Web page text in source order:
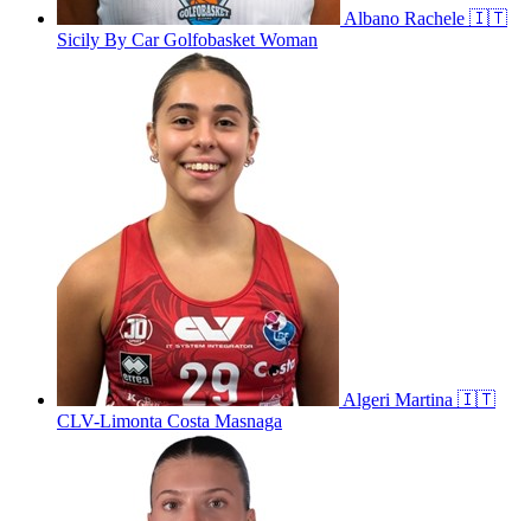
Albano Rachele 🇮🇹
Sicily By Car Golfobasket Woman
Algeri Martina 🇮🇹
CLV-Limonta Costa Masnaga